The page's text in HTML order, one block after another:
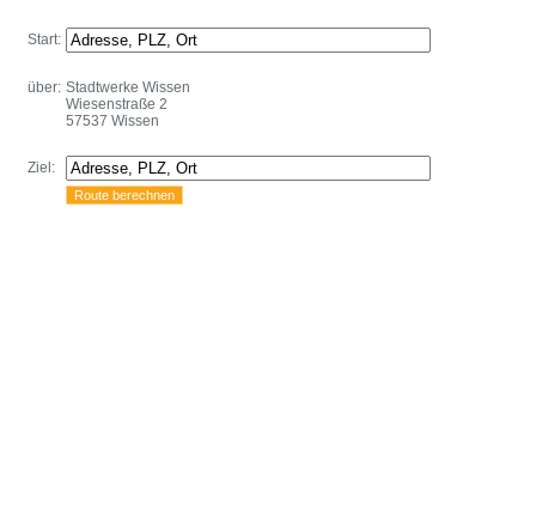
Start:
über: Stadtwerke Wissen
Wiesenstraße 2
57537 Wissen
Ziel: